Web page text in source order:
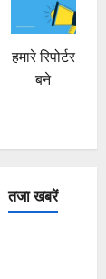
हमारे रिपोर्टर
बने
तजा खबरें